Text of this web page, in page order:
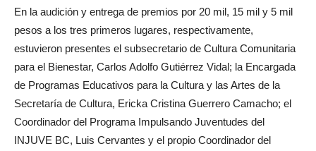
En la audición y entrega de premios por 20 mil, 15 mil y 5 mil
pesos a los tres primeros lugares, respectivamente,
estuvieron presentes el subsecretario de Cultura Comunitaria
para el Bienestar, Carlos Adolfo Gutiérrez Vidal; la Encargada
de Programas Educativos para la Cultura y las Artes de la
Secretaría de Cultura, Ericka Cristina Guerrero Camacho; el
Coordinador del Programa Impulsando Juventudes del
INJUVE BC, Luis Cervantes y el propio Coordinador del